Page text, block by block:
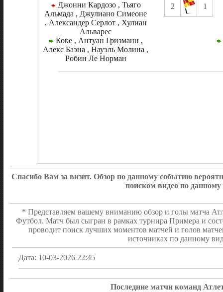
Джонни Кардозо , Тьяго
Альмада , Джулиано Симеоне
, Александер Серлот , Хулиан
Альварес
Коке , Антуан Гризманн ,
Алекс Баэна , Науэль Молина ,
Робин Ле Норман
2 1
Спасибо Вам за визит. Обзор по данному событию
поиском видео по
* Представляем вашему вниманию обзор и голы матча
Футбол. Матч был сыгран в рамках турнира Примера и
проводит поиск лучших моментов матчей и голов
источниках по данному
Дата: 10-03-2026 22:45
Последние матчи команд